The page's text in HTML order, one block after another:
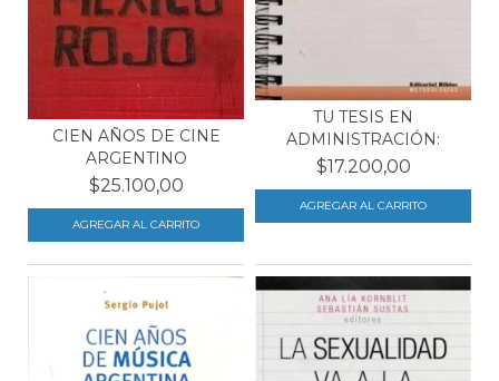
CIEN AÑOS DE CINE
ARGENTINO
$25.100,00
TU TESIS EN
ADMINISTRACIÓN:
$17.200,00